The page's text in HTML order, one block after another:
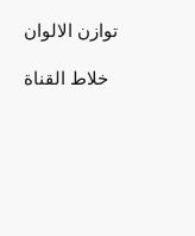
توازن الالوان
خلاط القناة